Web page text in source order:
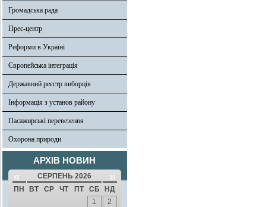
Громадська рада
Прес-центр
Реформи в Україні
Європейська інтеграція
Державний реєстр виборців
Інформація з установ району
Пасажирські перевезення
Охорона природи
АРХІВ НОВИН
« СЕРПЕНЬ 2026 »
ПН ВТ СР ЧТ ПТ СБ
НД
1
2